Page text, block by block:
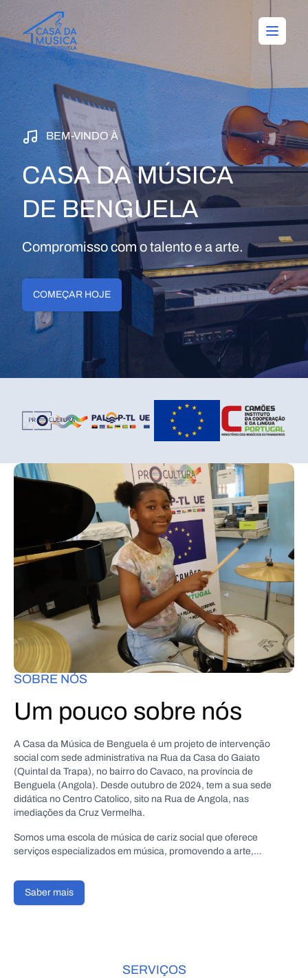
BEM-VINDO À
CASA DA MÚSICA
DE BENGUELA
Compromisso com o talento e a arte.
COMEÇAR HOJE
SOBRE NÓS
Um pouco sobre nós
A Casa da Música de Benguela é um projeto de intervenção
social com sede administrativa na Rua da Casa do Gaiato
(Quintal da Trapa), no bairro do Cavaco, na província de
Benguela (Angola). Desde outubro de 2024, tem a sua sede
didática no Centro Catolico, sito na Rua de Angola, nas
imediações da Cruz Vermelha.
Somos uma escola de música de cariz social que oferece
serviços especializados em música, promovendo a arte,
criatividade e o talento na música. Ocupamo-nos precisamente
de formação e produção musical, organização de eventos,
aluguer de material de som e sala de ensaio.
Saber mais
SERVIÇOS